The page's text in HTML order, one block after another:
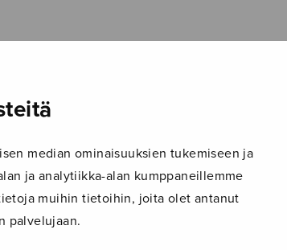
median ominaisuuksien tukemiseen ja
ja analytiikka-alan kumppaneillemme
muihin tietoihin, joita olet antanut
palvelujaan.